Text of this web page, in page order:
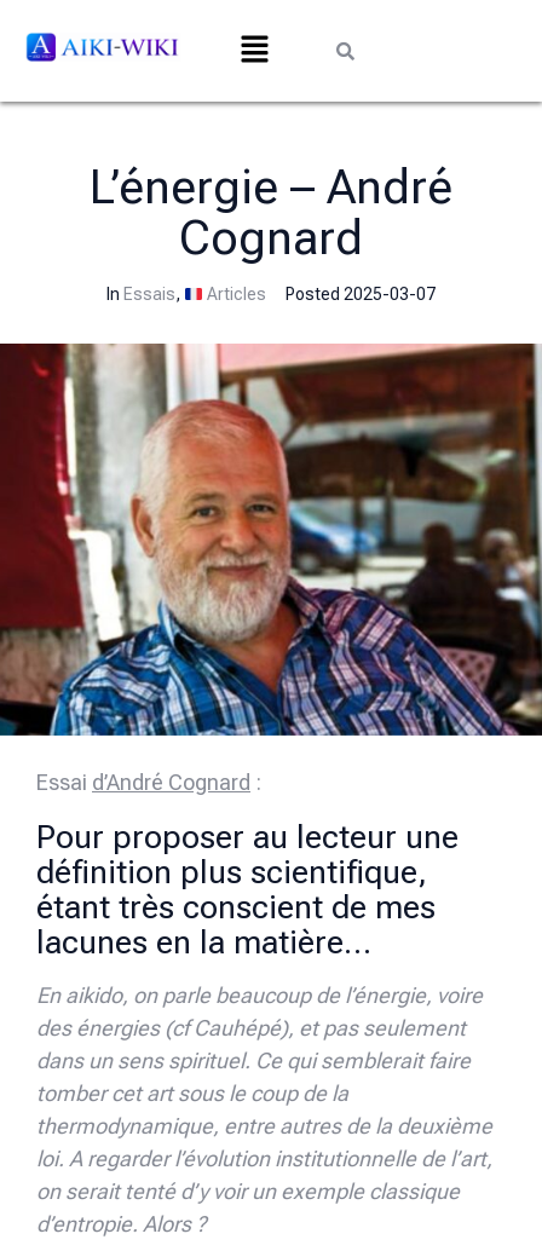
L’énergie – André
Cognard
In Essais, Articles Posted 2025-03-07
Essai d’André Cognard :
Pour proposer au lecteur une
définition plus scientifique,
étant très conscient de mes
lacunes en la matière…
En aikido, on parle beaucoup de l’énergie, voire
des énergies (cf Cauhépé), et pas seulement
dans un sens spirituel. Ce qui semblerait faire
tomber cet art sous le coup de la
thermodynamique, entre autres de la deuxième
loi. A regarder l’évolution institutionnelle de l’art,
on serait tenté d’y voir un exemple classique
d’entropie. Alors ?